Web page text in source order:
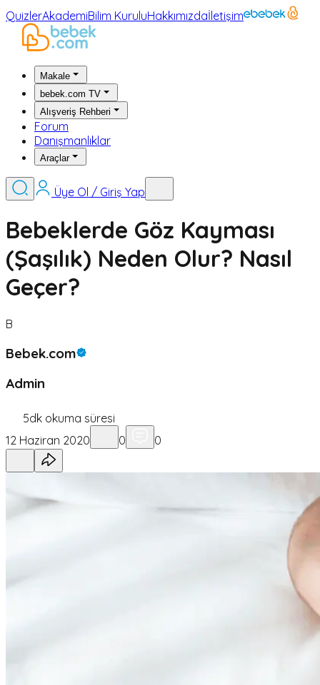
QuizlerAkademiBilim KuruluHakkımızdaİletişim
Makale
bebek.com TV
Alışveriş Rehberi
Forum
Danışmanlıklar
Araçlar
Üye Ol / Giriş Yap
Bebeklerde Göz Kayması
(Şaşılık) Neden Olur? Nasıl
Geçer?
B
Bebek.com
Admin
5dk okuma süresi
12 Haziran 2020
0 0